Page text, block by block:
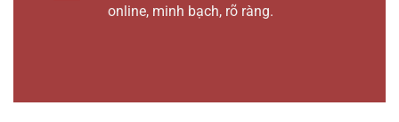
online, minh bạch, rõ ràng.